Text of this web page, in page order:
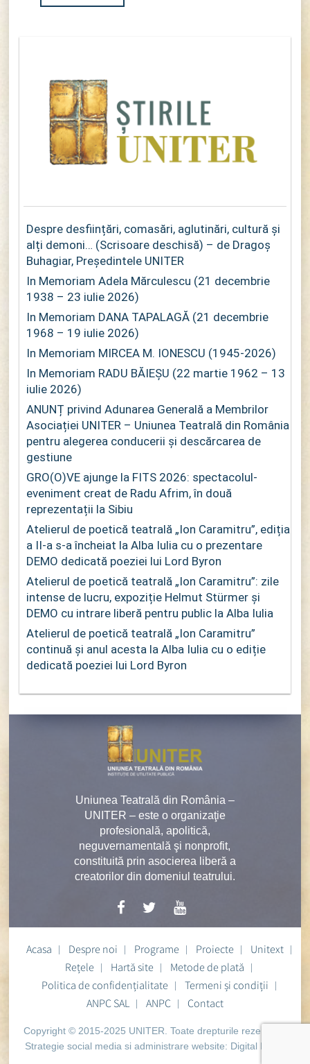
Despre desființări, comasări, aglutinări, cultură și
alți demoni… (Scrisoare deschisă) – de Dragoș
Buhagiar, Președintele UNITER
In Memoriam Adela Mărculescu (21 decembrie
1938 – 23 iulie 2026)
In Memoriam DANA TAPALAGĂ (21 decembrie
1968 – 19 iulie 2026)
In Memoriam MIRCEA M. IONESCU (1945-2026)
In Memoriam RADU BĂIEȘU (22 martie 1962 – 13
iulie 2026)
ANUNȚ privind Adunarea Generală a Membrilor
Asociației UNITER – Uniunea Teatrală din România
pentru alegerea conducerii și descărcarea de
gestiune
GRO(O)VE ajunge la FITS 2026: spectacolul-
eveniment creat de Radu Afrim, în două
reprezentații la Sibiu
Atelierul de poetică teatrală „Ion Caramitru”, ediția
a II-a s-a încheiat la Alba Iulia cu o prezentare
DEMO dedicată poeziei lui Lord Byron
Atelierul de poetică teatrală „Ion Caramitru”: zile
intense de lucru, expoziție Helmut Stürmer și
DEMO cu intrare liberă pentru public la Alba Iulia
Atelierul de poetică teatrală „Ion Caramitru”
continuă și anul acesta la Alba Iulia cu o ediție
dedicată poeziei lui Lord Byron
Uniunea Teatrală din România –
UNITER – este o organizaţie
profesională, apolitică,
neguvernamentală şi nonprofit,
constituită prin asocierea liberă a
creatorilor din domeniul teatrului.
Acasa Despre noi Programe Proiecte
Unitext
Rețele
Hartă site
Metode de plată
Politica de confidențialitate
Termeni și condiții
ANPC SAL
ANPC Contact
Copyright © 2015-2025 UNITER. Toate drepturile rezervate.
Strategie social media si administrare website: Digital Heart